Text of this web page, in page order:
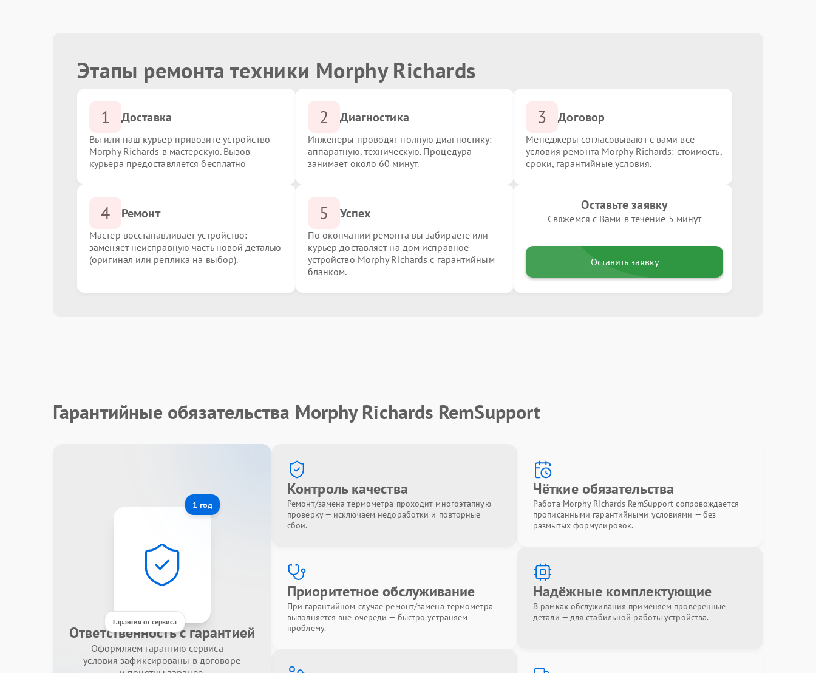
Этапы ремонта техники Morphy Richards
1 Доставка
Вы или наш курьер привозите устройство
Morphy Richards в мастерскую. Вызов
курьера предоставляется бесплатно
2 Диагностика
Инженеры проводят полную диагностику:
аппаратную, техническую. Процедура
занимает около 60 минут.
3 Договор
Менеджеры согласовывают с вами все
условия ремонта Morphy Richards: стоимость,
сроки, гарантийные условия.
4 Ремонт
Мастер восстанавливает устройство:
заменяет неисправную часть новой деталью
(оригинал или реплика на выбор).
5 Успех
По окончании ремонта вы забираете или
курьер доставляет на дом исправное
устройство Morphy Richards с гарантийным
бланком.
Оставьте заявку
Свяжемся с Вами в течение 5 минут
Оставить заявку
Гарантийные обязательства Morphy Richards RemSupport
1 год
Гарантия от сервиса
Ответственность с гарантией
Оформляем гарантию сервиса —
условия зафиксированы в договоре
Контроль качества
Ремонт/замена термометра проходит многоэтапную
проверку — исключаем недоработки и повторные
сбои.
Чёткие обязательства
Работа Morphy Richards RemSupport сопровождается
прописанными гарантийными условиями — без
размытых формулировок.
Приоритетное обслуживание
При гарантийном случае ремонт/замена термометра
выполняется вне очереди — быстро устраняем
проблему.
Надёжные комплектующие
В рамках обслуживания применяем проверенные
детали — для стабильной работы устройства.